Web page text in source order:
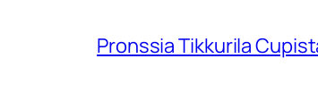
Pronssia Tikkurila